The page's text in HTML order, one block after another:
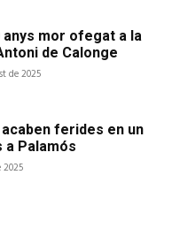
anys mor ofegat a la
de Calonge
de 2025
ferides en un
a Palamós